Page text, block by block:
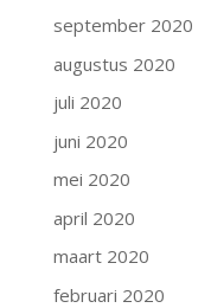
september 2020
augustus 2020
juli 2020
juni 2020
mei 2020
april 2020
maart 2020
februari 2020